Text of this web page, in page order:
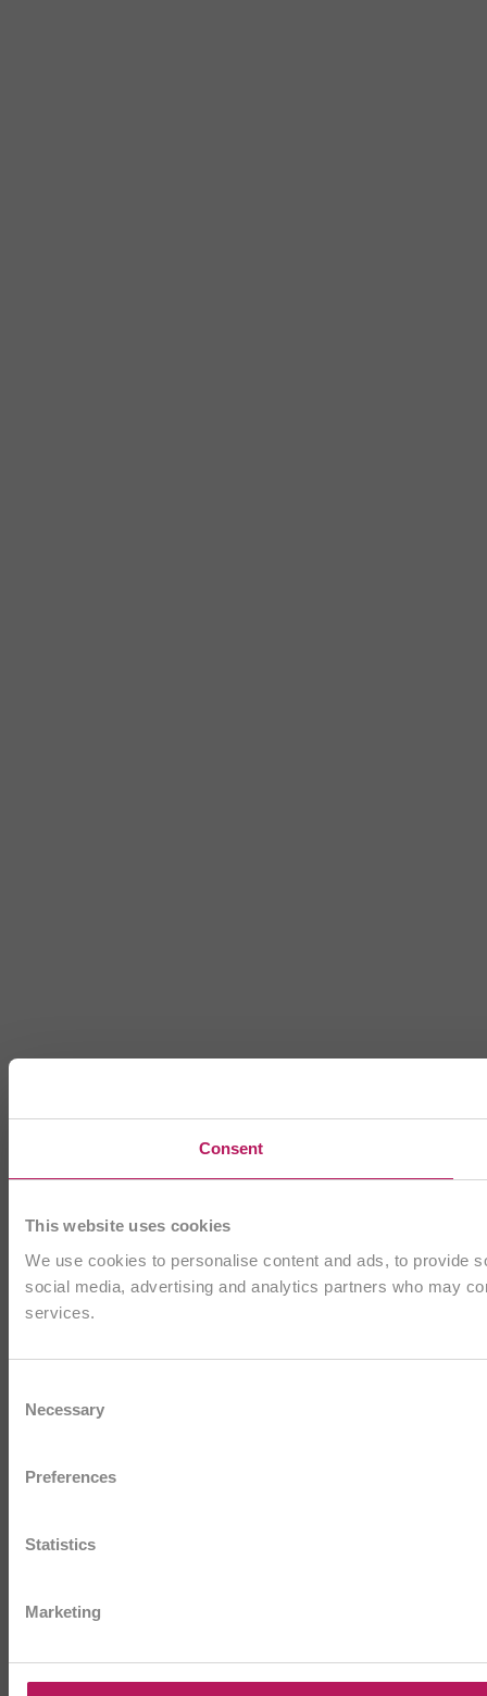
Consent
This website uses cookies
We use cookies to personalise content and ads, to provide
social media, advertising and analytics partners who may
services.
Selection
Necessary
Preferences
Statistics
Marketing